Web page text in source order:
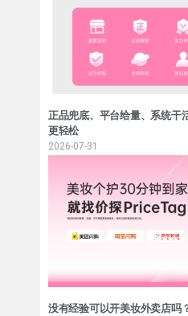
正品兜底、平台给量、系统
更轻松
2026-07-31
没有经验可以开美妆外卖店